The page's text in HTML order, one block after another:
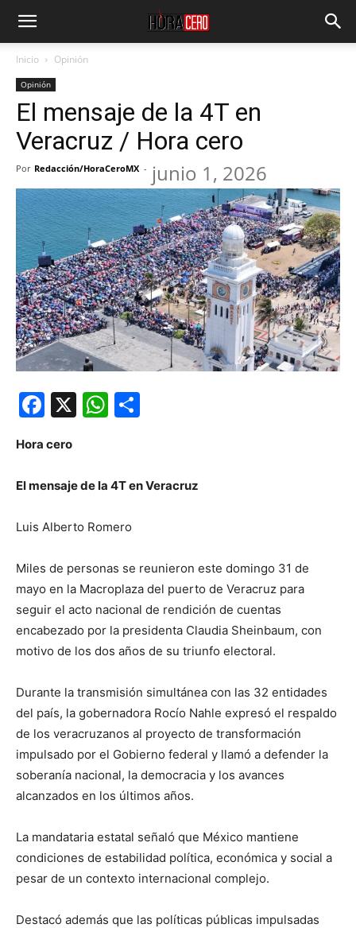
Inicio Opinión
Opinión
El mensaje de la 4T en
Veracruz / Hora cero
Por Redacción/HoraCeroMX - junio 1, 2026
Facebook
X WhatsApp
Hora cero
El mensaje de la 4T en Veracruz
Luis Alberto Romero
Miles de personas se reunieron este domingo 31 de
mayo en la Macroplaza del puerto de Veracruz para
seguir el acto nacional de rendición de cuentas
encabezado por la presidenta Claudia Sheinbaum, con
motivo de los dos años de su triunfo electoral.
Durante la transmisión simultánea con las 32 entidades
del país, la gobernadora Rocío Nahle expresó el respaldo
de los veracruzanos al proyecto de transformación
impulsado por el Gobierno federal y llamó a defender la
soberanía nacional, la democracia y los avances
alcanzados en los últimos años.
La mandataria estatal señaló que México mantiene
condiciones de estabilidad política, económica y social a
pesar de un contexto internacional complejo.
Destacó además que las políticas públicas impulsadas